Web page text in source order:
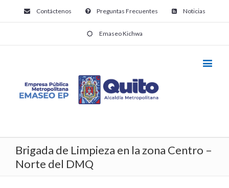
Contáctenos Preguntas Frecuentes Noticias
Emaseo Kichwa
Brigada de Limpieza en la zona Centro –
Norte del DMQ